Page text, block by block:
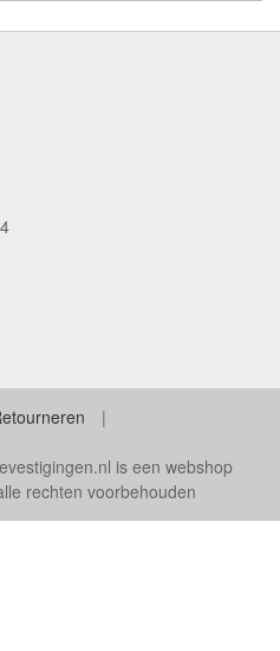
is een webshop
rechten voorbehouden